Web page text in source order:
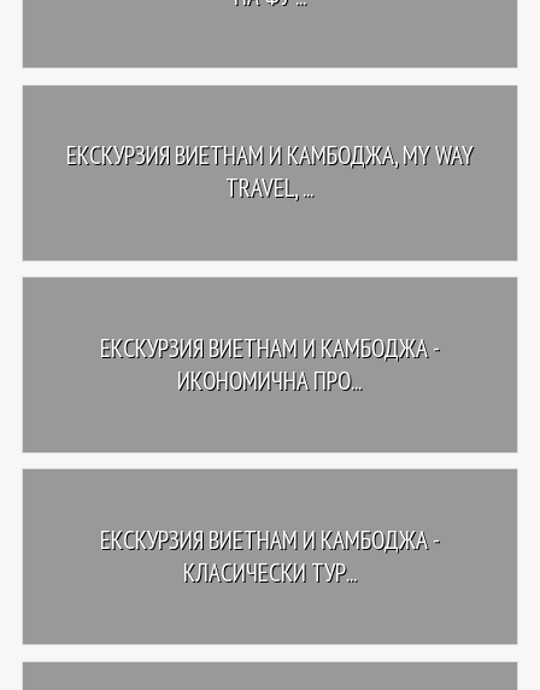
ЕКСКУРЗИЯ ВИЕТНАМ И КАМБОДЖА, MY WAY
TRAVEL, ...
ЕКСКУРЗИЯ ВИЕТНАМ И КАМБОДЖА -
ИКОНОМИЧНА ПРО...
ЕКСКУРЗИЯ ВИЕТНАМ И КАМБОДЖА -
КЛАСИЧЕСКИ ТУР...